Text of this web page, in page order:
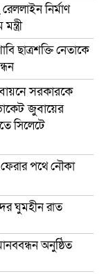
নির্মাণ
ছাত্রশক্তি নেতাকে
সরকারকে
জুবায়ের
সিলেটে
ফেরার পথে নৌকা
ঘুমহীন রাত
অনুষ্ঠিত